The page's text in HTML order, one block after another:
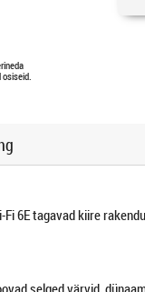
osiseid.
Fi 6E tagavad kiire
selged värvid,